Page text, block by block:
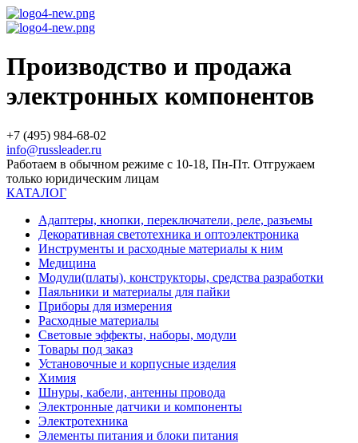
Производство и продажа
электронных компонентов
+7 (495) 984-68-02
info@russleader.ru
Работаем в обычном режиме с 10-18, Пн-Пт. Отгружаем
только юридическим лицам
КАТАЛОГ
Адаптеры, кнопки, переключатели, реле, разъемы
Декоративная светотехника и оптоэлектроника
Инструменты и расходные материалы к ним
Медицина
Модули(платы), конструкторы, средства разработки
Паяльники и материалы для пайки
Приборы для измерения
Расходные материалы
Световые эффекты, наборы, модули
Товары под заказ
Установочные и корпусные изделия
Химия
Шнуры, кабели, антенны провода
Электронные датчики и компоненты
Электротехника
Элементы питания и блоки питания